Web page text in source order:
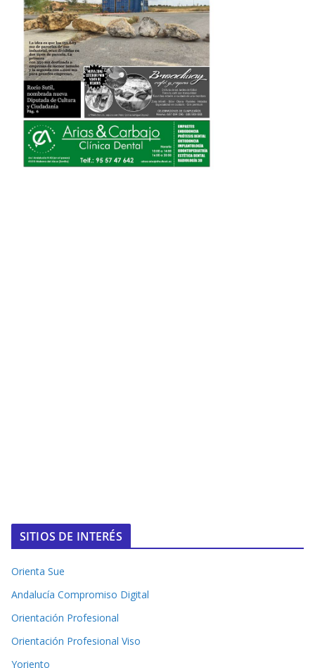
SITIOS DE INTERÉS
Orienta Sue
Andalucía Compromiso Digital
Orientación Profesional
Orientación Profesional Viso
Yoriento